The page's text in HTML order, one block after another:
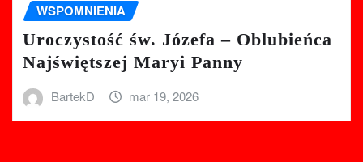
WSPOMNIENIA
Uroczystość św. Józefa – Oblubieńca
Najświętszej Maryi Panny
BartekD mar 19, 2026